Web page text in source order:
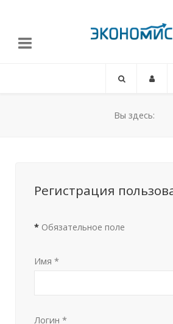
Вы здесь:
Регистрация
* Обязательное поле
Имя *
Логин *